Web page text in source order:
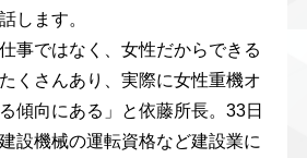
します。
事ではなく、女性だからできる
くさんあり、実際に女性重機オ
傾向にある」と依藤所長。33日
設機械の運転資格など建設業に